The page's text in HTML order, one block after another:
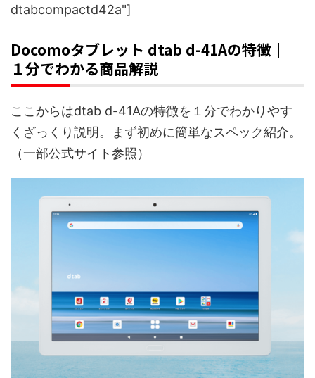
dtabcompactd42a"]
Docomoタブレット dtab d-41Aの特徴｜
１分でわかる商品解説
ここからはdtab d-41Aの特徴を１分でわかりやす
くざっくり説明。まず初めに簡単なスペック紹介。
（一部公式サイト参照）